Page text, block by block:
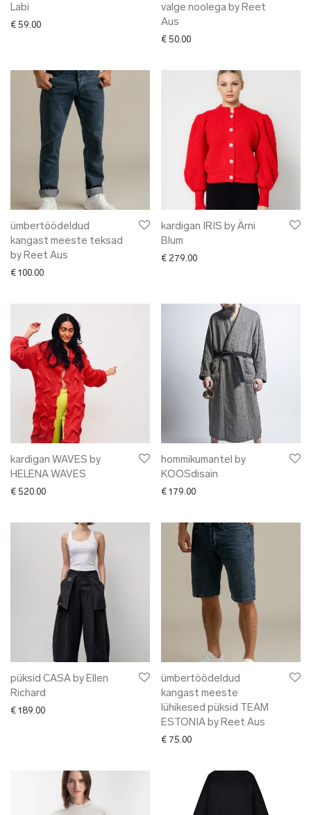
Labi
€ 59.00
valge noolega by Reet
Aus
€ 50.00
ümbertöödeldud
kangast meeste teksad
by Reet Aus
€ 100.00
kardigan IRIS by Ärni
Blum
€ 279.00
kardigan WAVES by
HELENA WAVES
€ 520.00
hommikumantel by
KOOSdisain
€ 179.00
püksid CASA by Ellen
Richard
€ 189.00
ümbertöödeldud
kangast meeste
lühikesed püksid TEAM
ESTONIA by Reet Aus
€ 75.00